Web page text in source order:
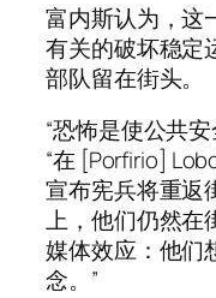
富内斯认为，这
有关的破坏稳定
部队留在街头。
“恐怖是使公共
“在 [Porfirio]
宣布宪兵将重返
上，他们仍然在
媒体效应：他们
念。”